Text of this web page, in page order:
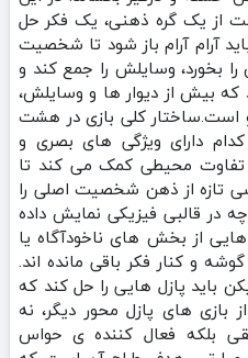
از یک گره ذهنی، یک فکر حل‌
آرام‌ آرام باز شود تا شخصیت
بخورد، وسایلش را جمع کند و
که بیش از دیوار ها و وسایلش،
است.ساختار کلی بازی در هشت
دارای ویژگی‌ های بصری و
محیطی کمک می‌ کند تا
تازه از ذهن شخصیت اصلی را
در قالبی فیزیکی نمایش داده
از بخش‌ های ناخودآگاه یا
و کنار فکر باقی مانده‌ اند.
باید پازل‌ هایی را حل کند که
بازی‌ های پازل‌ محور دیگر، نه‌
بلکه فعال‌ کننده‌ ی حواس